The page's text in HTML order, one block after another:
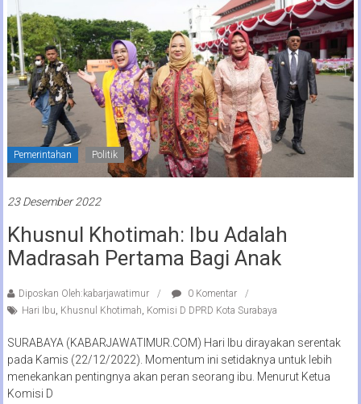
Pemerintahan Politik
23 Desember 2022
Khusnul Khotimah: Ibu Adalah
Madrasah Pertama Bagi Anak
Diposkan Oleh:kabarjawatimur
0 Komentar
Hari Ibu, Khusnul Khotimah, Komisi D DPRD Kota Surabaya
SURABAYA (KABARJAWATIMUR.COM) Hari Ibu dirayakan serentak
pada Kamis (22/12/2022). Momentum ini setidaknya untuk lebih
menekankan pentingnya akan peran seorang ibu. Menurut Ketua
Komisi D